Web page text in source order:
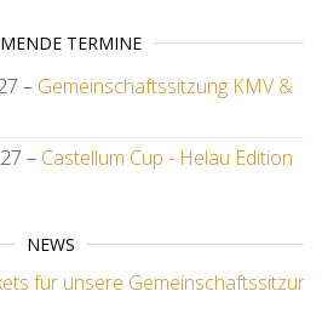
TERMINE
– Gemeinschaftssitzung KMV &
– Castellum Cup - Helau Edition
NEWS
für unsere Gemeinschaftssitzung